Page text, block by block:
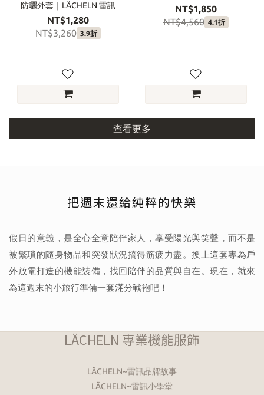
防曬外套｜LÄCHELN 雷訊
NT$1,280
NT$3,260 3.9折
NT$1,850
NT$4,560 4.1折
查看更多
把週末還給純粹的快樂
假日的意義，是全心全意陪伴家人，享受陽光與笑聲，而不是
被繁瑣的隨身物品和突發狀況搞得筋疲力盡。換上這套專為戶
外放電打造的機能裝備，找回陪伴的品質與自在。現在，就來
為這週末的小旅行準備一套滿分戰袍吧！
LÄCHELN 專業機能服飾
LÄCHELN~雷訊品牌故事
LÄCHELN~雷訊小學堂